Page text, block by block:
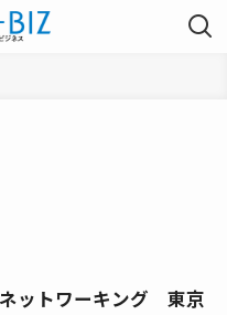
ットワーキング 東京